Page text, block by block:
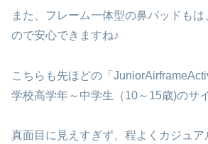
また、フレーム一体型の鼻パッドも
ので安心できますね♪
こちらも先ほどの「
学校高学年～中学生（10～15歳)のサ
真面目に見えすぎず、程よくカジュア